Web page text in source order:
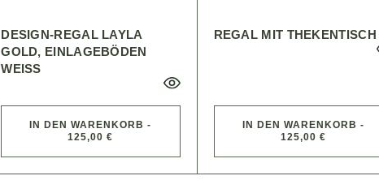
DESIGN-REGAL LAYLA
GOLD, EINLAGEBÖDEN
WEISS
IN DEN WARENKORB -
125,00 €
REGAL MIT THEKENTISCH
IN DEN WARENKORB -
125,00 €